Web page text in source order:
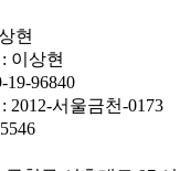
현
이상현
96840
2012-서울금천-0173